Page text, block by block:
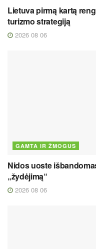
Lietuva pirmą kartą
turizmo strategiją
2026 08 06
GAMTA IR ŽMOGUS
Nidos uoste
„žydėjimą“
2026 08 06